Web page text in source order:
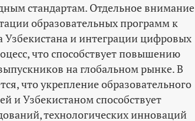
стандартам. Отдельное внимание
образовательных программ к
Узбекистана и интеграции цифровых
что способствует повышению
на глобальном рынке. В
что укрепление образовательного
и Узбекистаном способствует
технологических инноваций